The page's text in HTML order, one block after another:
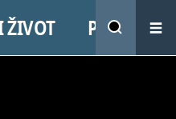
ŽIVOT PROMO